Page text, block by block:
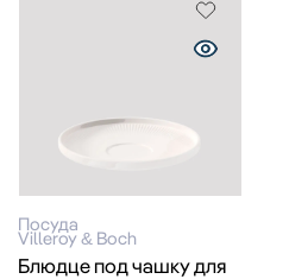
Посуда
Villeroy & Boch
Блюдце под чашку для